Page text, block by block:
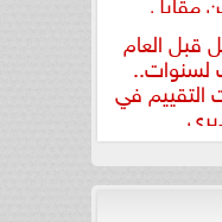
قبل العام
لسنوات..
التقييم في